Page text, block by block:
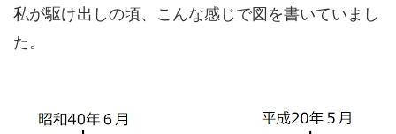
私が駆け出しの頃、こんな感じで図を書いていまし
た。